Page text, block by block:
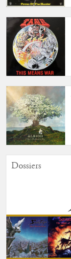
Dossiers